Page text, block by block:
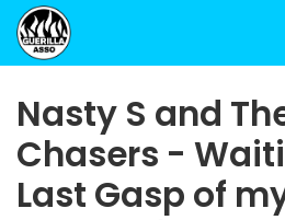
Nasty S and
Chasers -
Last Gasp of